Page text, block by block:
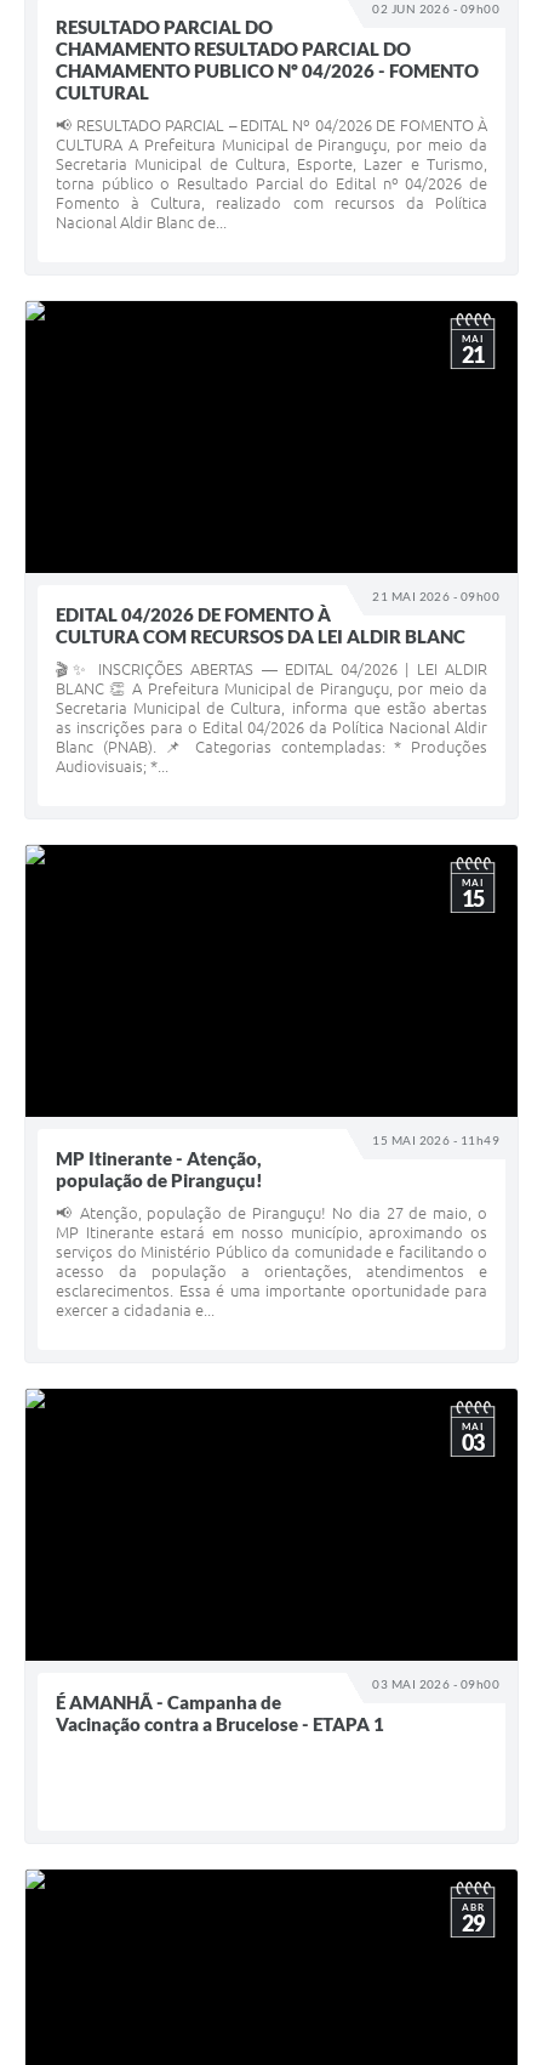
02 JUN 2026 - 09h00
RESULTADO PARCIAL DO
CHAMAMENTO RESULTADO PARCIAL DO
CHAMAMENTO PUBLICO Nº 04/2026 - FOMENTO
CULTURAL
📢 RESULTADO PARCIAL – EDITAL Nº 04/2026 DE FOMENTO À
CULTURA A Prefeitura Municipal de Piranguçu, por meio da
Secretaria Municipal de Cultura, Esporte, Lazer e Turismo,
torna público o Resultado Parcial do Edital nº 04/2026 de
Fomento à Cultura, realizado com recursos da Política
Nacional Aldir Blanc de...
21 MAI 2026 - 09h00
MAI
21
EDITAL 04/2026 DE FOMENTO À
CULTURA COM RECURSOS DA LEI ALDIR BLANC
🎬✨ INSCRIÇÕES ABERTAS — EDITAL 04/2026 | LEI ALDIR
BLANC 👏 A Prefeitura Municipal de Piranguçu, por meio da
Secretaria Municipal de Cultura, informa que estão abertas
as inscrições para o Edital 04/2026 da Política Nacional Aldir
Blanc (PNAB). 📌 Categorias contempladas: * Produções
Audiovisuais; *...
15 MAI 2026 - 11h49
MAI
15
MP Itinerante - Atenção,
população de Piranguçu!
📢 Atenção, população de Piranguçu! No dia 27 de maio, o
MP Itinerante estará em nosso município, aproximando os
serviços do Ministério Público da comunidade e facilitando o
acesso da população a orientações, atendimentos e
esclarecimentos. Essa é uma importante oportunidade para
exercer a cidadania e...
03 MAI 2026 - 09h00
MAI
03
É AMANHÃ - Campanha de
Vacinação contra a Brucelose - ETAPA 1
ABR
29